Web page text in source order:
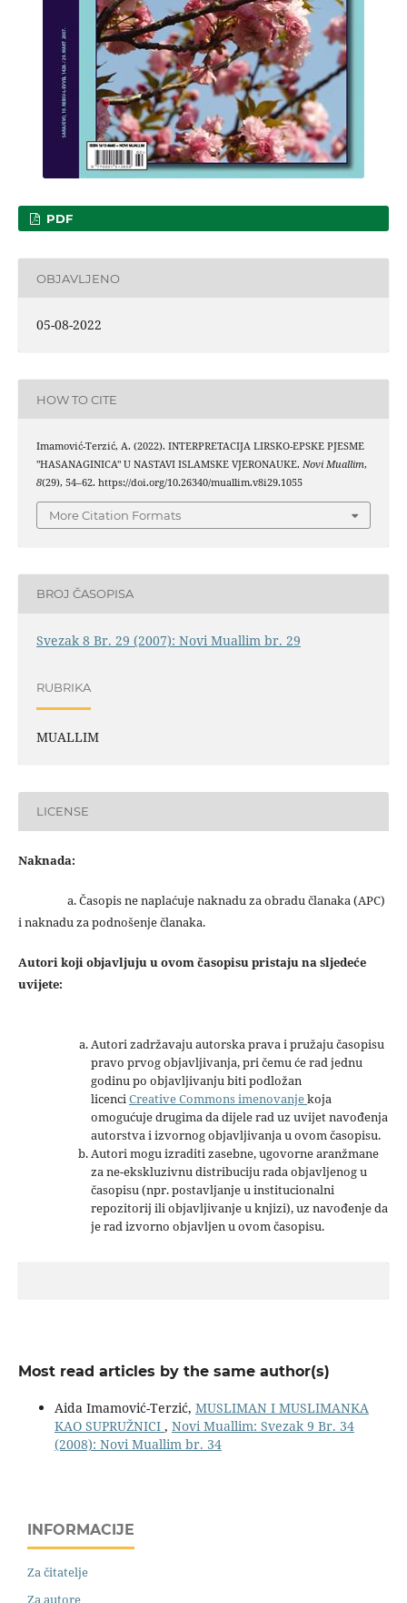
PDF
OBJAVLJENO
05-08-2022
HOW TO CITE
Imamović-Terzić, A. (2022). INTERPRETACIJA LIRSKO-EPSKE PJESME
"HASANAGINICA" U NASTAVI ISLAMSKE VJERONAUKE. Novi Muallim,
8(29), 54–62. https://doi.org/10.26340/muallim.v8i29.1055
More Citation Formats
BROJ ČASOPISA
Svezak 8 Br. 29 (2007): Novi Muallim br. 29
RUBRIKA
MUALLIM
LICENSE
Naknada:
a. Časopis ne naplaćuje naknadu za obradu članaka (APC)
i naknadu za podnošenje članaka.
Autori koji objavljuju u ovom časopisu pristaju na sljedeće
uvijete:
Autori zadržavaju autorska prava i pružaju časopisu
pravo prvog objavljivanja, pri čemu će rad jednu
godinu po objavljivanju biti podložan
licenciCreative Commons imenovanjekoja
omogućuje drugima da dijele rad uz uvijet navođenja
autorstva i izvornog objavljivanja u ovom časopisu.
Autori mogu izraditi zasebne, ugovorne aranžmane
za ne-ekskluzivnu distribuciju rada objavljenog u
časopisu (npr. postavljanje u institucionalni
repozitorij ili objavljivanje u knjizi), uz navođenje da
je rad izvorno objavljen u ovom časopisu.
Most read articles by the same author(s)
Aida Imamović-Terzić, MUSLIMAN I MUSLIMANKA
KAO SUPRUŽNICI , Novi Muallim: Svezak 9 Br. 34
(2008): Novi Muallim br. 34
INFORMACIJE
Za čitatelje
Za autore